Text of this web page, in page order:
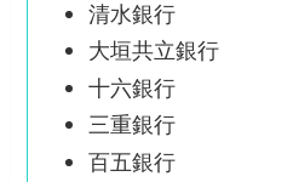
清水銀行
大垣共立銀行
十六銀行
三重銀行
百五銀行